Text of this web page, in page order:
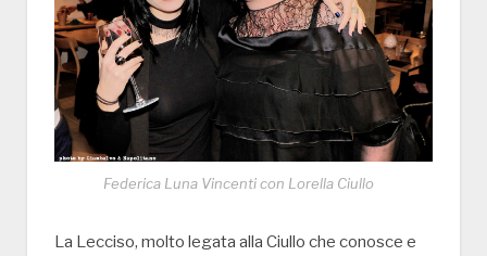
Federica Luna Vincenti con Lorella Ciullo
La Lecciso, molto legata alla Ciullo che conosce e